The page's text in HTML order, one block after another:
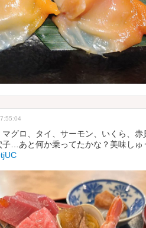
グロ、タイ、サーモン、いくら、
子…あと何か乗ってたかな？美味し